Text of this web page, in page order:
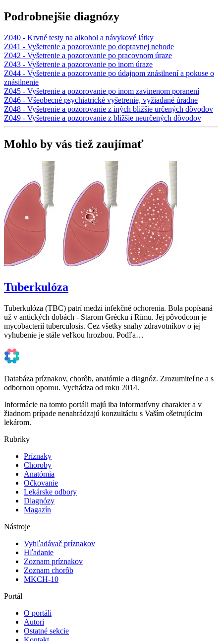
Podrobnejšie diagnózy
Z040 - Krvné testy na alkohol a návykové látky
Z041 - Vyšetrenie a pozorovanie po dopravnej nehode
Z042 - Vyšetrenie a pozorovanie po pracovnom úraze
Z043 - Vyšetrenie a pozorovanie po inom úraze
Z044 - Vyšetrenie a pozorovanie po údajnom znásilnení a pokuse o
znásilnenie
Z045 - Vyšetrenie a pozorovanie po inom zavinenom poranení
Z046 - Všeobecné psychiatrické vyšetrenie, vyžiadané úradne
Z048 - Vyšetrenie a pozorovanie z iných bližšie určených dôvodov
Z049 - Vyšetrenie a pozorovanie z bližšie neurčených dôvodov
Mohlo by vás tiež zaujímať
Tuberkulóza
Tuberkulóza (TBC) patrí medzi infekčné ochorenia. Bola popísaná
už v antických dobách - Starom Grécku i Rímu. Jej pôvodcom je
mycobacterií tuberculosis. Cez všetky snahy zdravotníkov o jej
vyhubenie je stále veľkou hrozbou. Podľa…
Databáza príznakov, chorôb, anatómie a diagnóz. Zrozumiteľne a s
odbornou oporou. Vychádza od roku 2014.
Informácie na tomto portáli majú iba informatívny charakter a v
žiadnom prípade nenahrádzajú konzultáciu s Vaším ošetrujúcim
lekárom.
Rubriky
Príznaky
Choroby
Anatómia
Očkovanie
Lekárske odbory
Diagnózy
Magazín
Nástroje
Vyhľadávač príznakov
Hľadanie
Zoznam príznakov
Zoznam chorôb
MKCH-10
Portál
O portáli
Autori
Ostatné sekcie